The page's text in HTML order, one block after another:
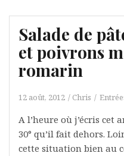
Salade de
et poivrons
romarin
12 août, 2012 Chris
A l’heure où j’écris cet
30° qu’il fait dehors.
cette situation bien au